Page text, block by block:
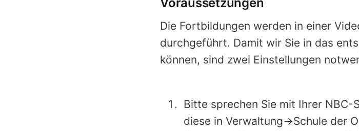
Voraussetzungen
Die Fortbildungen werden in einer
durchgeführt. Damit wir Sie in das
können, sind zwei Einstellungen
Bitte sprechen Sie mit Ihrer NBC-
diese in Verwaltung->Schule der